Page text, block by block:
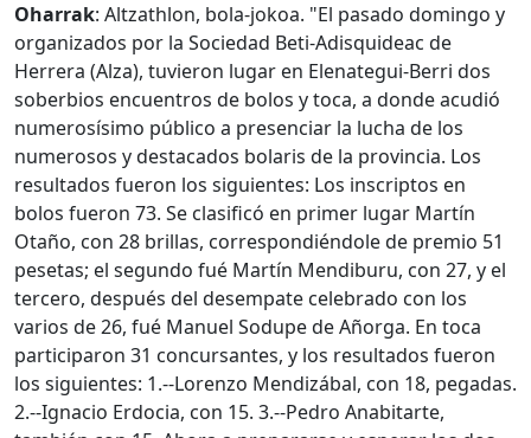
Oharrak: Altzathlon, bola-jokoa. "El pasado domingo y
organizados por la Sociedad Beti-Adisquideac de
Herrera (Alza), tuvieron lugar en Elenategui-Berri dos
soberbios encuentros de bolos y toca, a donde acudió
numerosísimo público a presenciar la lucha de los
numerosos y destacados bolaris de la provincia. Los
resultados fueron los siguientes: Los inscriptos en
bolos fueron 73. Se clasificó en primer lugar Martín
Otaño, con 28 brillas, correspondiéndole de premio 51
pesetas; el segundo fué Martín Mendiburu, con 27, y el
tercero, después del desempate celebrado con los
varios de 26, fué Manuel Sodupe de Añorga. En toca
participaron 31 concursantes, y los resultados fueron
los siguientes: 1.--Lorenzo Mendizábal, con 18, pegadas.
2.--Ignacio Erdocia, con 15. 3.--Pedro Anabitarte,